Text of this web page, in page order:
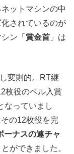
ットマシンの中
されているのが
ン「 賞金首 」は
変則的。RT継
枚役のベル入賞
なっていまし
の12枚役を完
ーナスの連チャ
ができました。